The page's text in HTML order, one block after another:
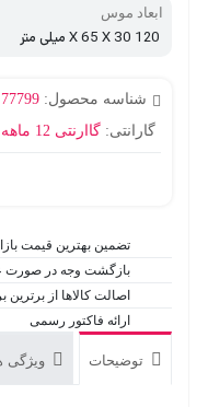
ابعاد موس
120 X 65 X 30 میلی متر
شناسه محصول:77799
گارانتی:گاارنتی 12 ماهه اصلی ( الماس - اسپیرو )
تضمین بهترین قیمت بازار
بازگشت وجه در صورت
اصالت کالاها از برترین
ارائه فاکتور رسمی
توضیحات ویژگی